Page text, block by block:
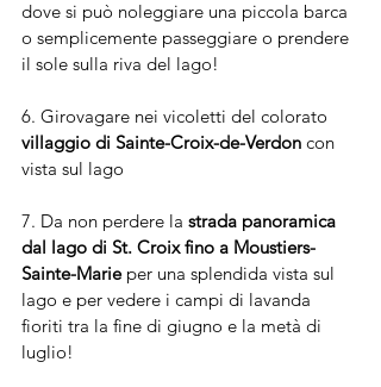
dove si può noleggiare una piccola barca
o semplicemente passeggiare o prendere
il sole sulla riva del lago!
6. Girovagare nei vicoletti del colorato
villaggio di Sainte-Croix-de-Verdon con
vista sul lago
7. Da non perdere la strada panoramica
dal lago di St. Croix fino a Moustiers-
Sainte-Marie per una splendida vista sul
lago e per vedere i campi di lavanda
fioriti tra la fine di giugno e la metà di
luglio!